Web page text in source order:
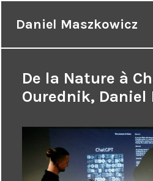
Daniel Maszkowicz
De la Nature à
Ourednik, Daniel